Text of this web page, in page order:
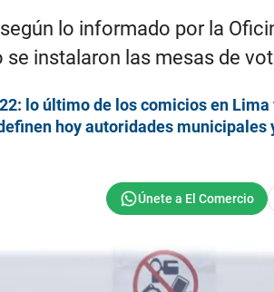
lo informado por la
instalaron las mesas de
lo último de los comicios en
hoy autoridades municipales